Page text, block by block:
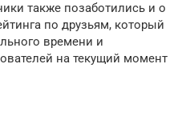
также позаботились и о
по друзьям, который
времени и
на текущий момент